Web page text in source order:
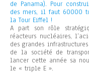
de Panama). Pour
des mers, il faut 60000
la Tour Eiffel !
A part son rôle
réacteurs nucléaires,
des grandes
de la société de
lancer cette année sa
le « triple E ».